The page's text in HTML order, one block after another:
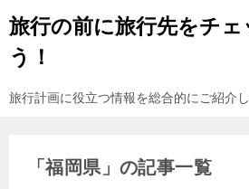
旅行の前に旅行先をチェ
う！
旅行計画に役立つ情報を総合的にご紹介し
「福岡県」の記事一覧